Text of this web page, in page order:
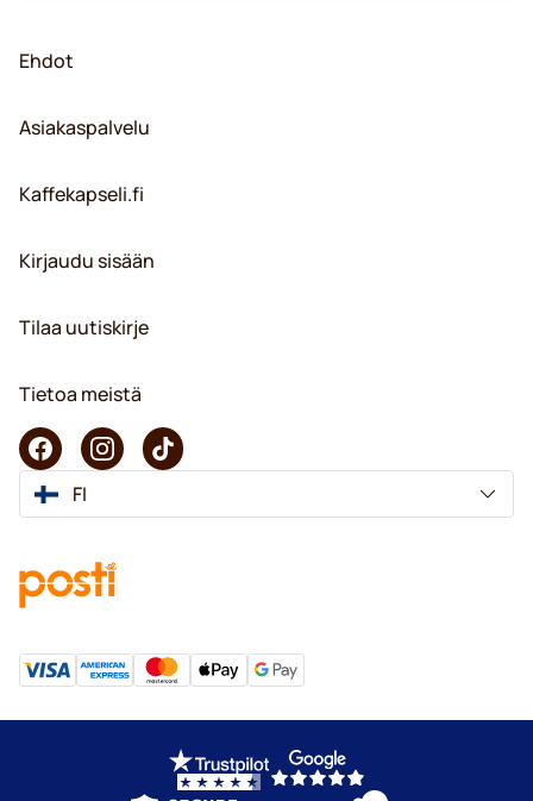
Ehdot
Asiakaspalvelu
Kaffekapseli.fi
Kirjaudu sisään
Tilaa uutiskirje
Tietoa meistä
FI